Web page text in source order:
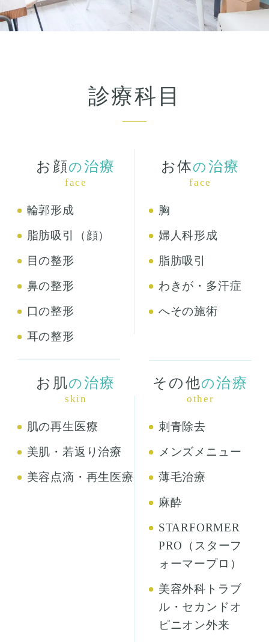
診療科目
お顔の 治療
face
輪郭形成
脂肪吸引（顔）
目の整形
鼻の整形
口の整形
耳の整形
お体の 治療
face
胸
婦人科形成
脂肪吸引
わきが・多汗症
へその施術
お肌の 治療
skin
肌の再生医療
美肌・若返り治療
美容点滴・再生医療
その他の治療
other
刺青除去
メンズメニュー
薄毛治療
麻酔
STARFORMER
PRO（スターフ
ォーマープロ）
美容外科トラブ
ル・セカンドオ
ピニオン外来